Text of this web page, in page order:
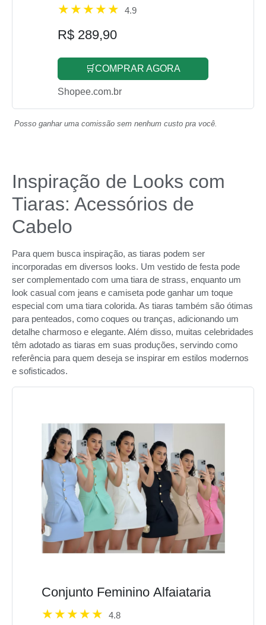
4.9
R$ 289,90
🛒COMPRAR AGORA
Shopee.com.br
Posso ganhar uma comissão sem nenhum custo pra você.
Inspiração de Looks com
Tiaras: Acessórios de
Cabelo
Para quem busca inspiração, as tiaras podem ser
incorporadas em diversos looks. Um vestido de festa pode
ser complementado com uma tiara de strass, enquanto um
look casual com jeans e camiseta pode ganhar um toque
especial com uma tiara colorida. As tiaras também são ótimas
para penteados, como coques ou tranças, adicionando um
detalhe charmoso e elegante. Além disso, muitas celebridades
têm adotado as tiaras em suas produções, servindo como
referência para quem deseja se inspirar em estilos modernos
e sofisticados.
Conjunto Feminino Alfaiataria
4.8